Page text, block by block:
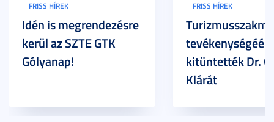
FRISS HÍREK
Idén is megrendezésre
kerül az SZTE GTK
Gólyanap!
FRISS HÍREK
tevékenységéért
kitüntették Dr.
Klárát